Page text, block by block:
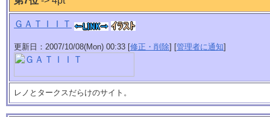
ＧＡＴＩＩＴ
更新日：2007/10/08(Mon) 00:33 [修正・削除] [管理者に通知]
レノとタークスだらけのサイト。